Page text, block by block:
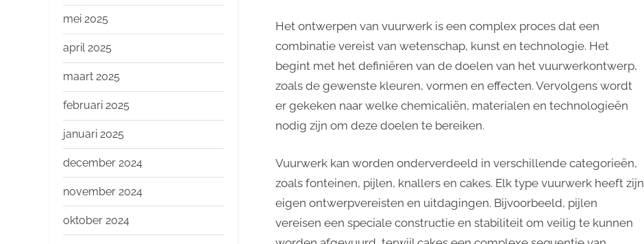
explosie
van
kleur
en
licht
Het ontwerpen van vuurwerk is een complex proces dat een
combinatie vereist van wetenschap, kunst en technologie. Het
begint met het definiëren van de doelen van het vuurwerkontwerp,
zoals de gewenste kleuren, vormen en effecten. Vervolgens wordt
er gekeken naar welke chemicaliën, materialen en technologieën
nodig zijn om deze doelen te bereiken.
Vuurwerk kan worden onderverdeeld in verschillende categorieën,
zoals fonteinen, pijlen, knallers en cakes. Elk type vuurwerk heeft zijn
eigen ontwerpvereisten en uitdagingen. Bijvoorbeeld, pijlen
vereisen een speciale constructie en stabiliteit om veilig te kunnen
mei 2025
april 2025
maart 2025
februari 2025
januari 2025
december 2024
november 2024
oktober 2024